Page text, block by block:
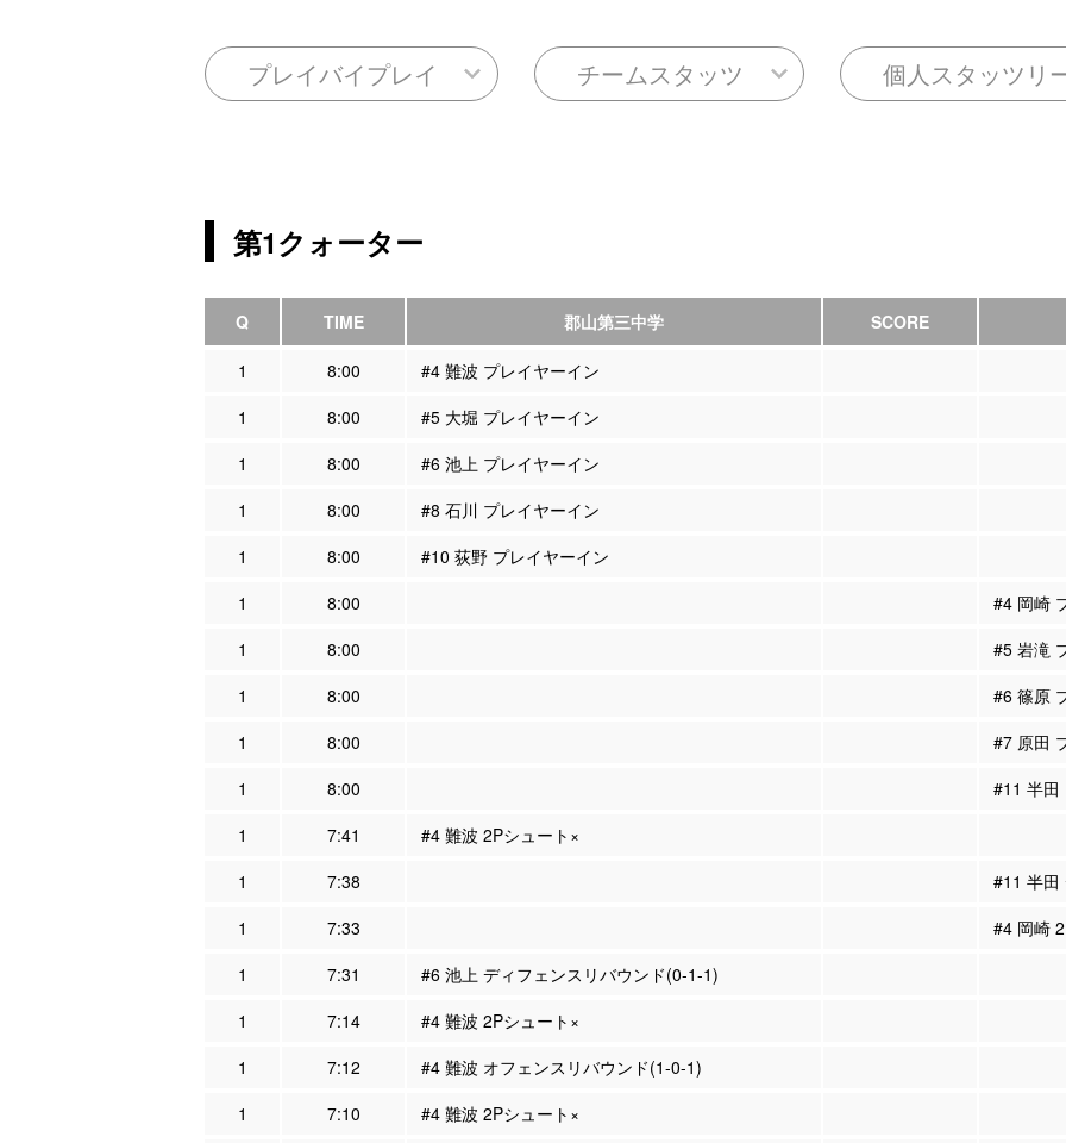
プレイバイプレイ チームスタッツ 個人スタッツリ
第1クォーター
Q TIME 郡山第三中学 SCORE
1 8:00
#4 難波 プレイヤーイン
1
8:00
#5 大堀 プレイヤーイン
1
8:00
#6 池上 プレイヤーイン
1
8:00
#8 石川 プレイヤーイン
1
8:00
#10 荻野 プレイヤーイン
1
8:00
#4 岡崎
1
8:00
#5 岩滝
1
8:00
#6 篠原
1
8:00
#7 原田
1
8:00
#11 半田
1
7:41
#4 難波 2Pシュート×
1
7:38
#11 半田
1
7:33
#4 岡崎
1
7:31
#6 池上 ディフェンスリバウンド(0-1-1)
1
7:14
#4 難波 2Pシュート×
1
7:12
#4 難波 オフェンスリバウンド(1-0-1)
1
7:10
#4 難波 2Pシュート×